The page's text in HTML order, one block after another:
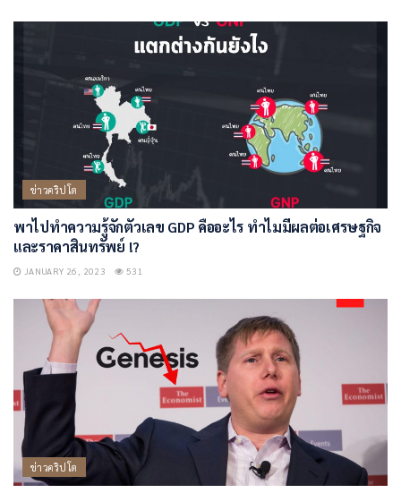
ข่าวคริปโต
พาไปทำความรู้จักตัวเลข GDP คืออะไร ทำไมมีผลต่อเศรษฐกิจ
และราคาสินทรัพย์ !?
JANUARY 26, 2023 531
ข่าวคริปโต